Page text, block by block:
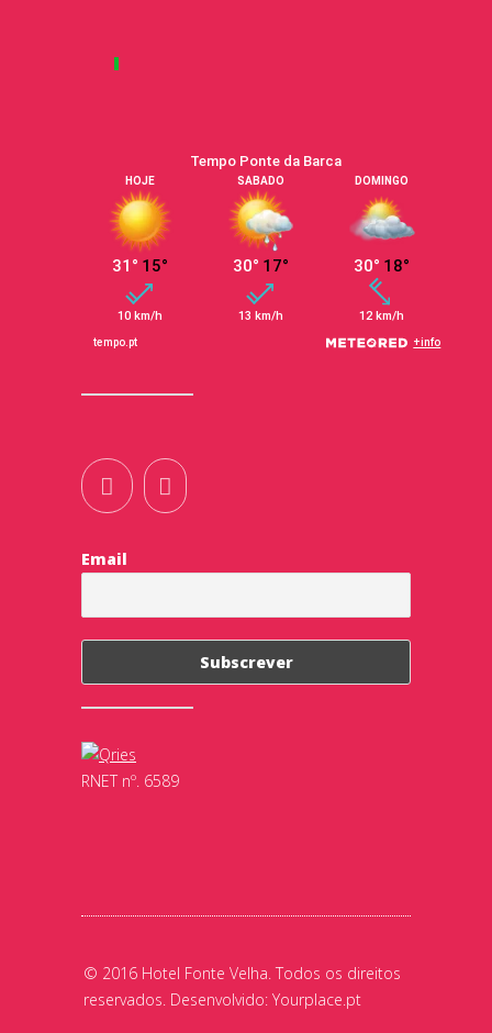
Email
RNET nº. 6589
© 2016 Hotel Fonte Velha. Todos os direitos
reservados. Desenvolvido: Yourplace.pt